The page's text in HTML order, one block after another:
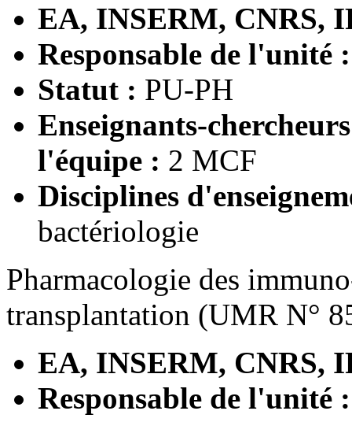
EA, INSERM, CNRS,
Responsable de l'unité
Statut : PU-PH
Enseignants-
l'équipe : 2 MCF
Disciplines
bactériologie
Pharmacologie des
transplantation (UMR N°
EA, INSERM, CNRS,
Responsable de l'unité :